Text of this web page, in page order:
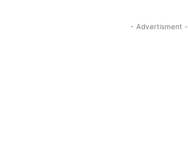
- Advertisment -